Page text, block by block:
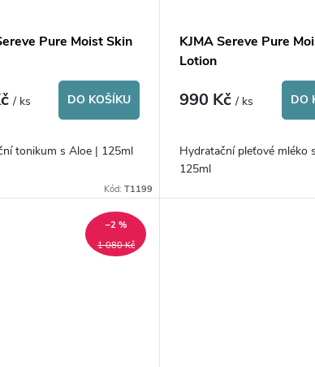
Pure Moist Skin
/ ks DO KOŠÍKU
tonikum s Aloe | 125ml
Kód:T1199
KJMA Sereve Pure
Lotion
990 Kč/ ks DO
Hydratační pleťové mléko
125ml
1 080 Kč
–2 %